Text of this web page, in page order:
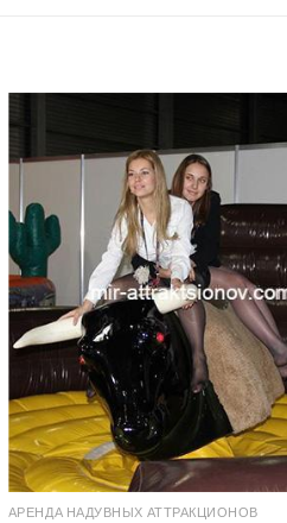
АРЕНДА НАДУВНЫХ АТТРАКЦИОНОВ